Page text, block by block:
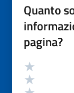
Quanto
pagina?
Valutazione